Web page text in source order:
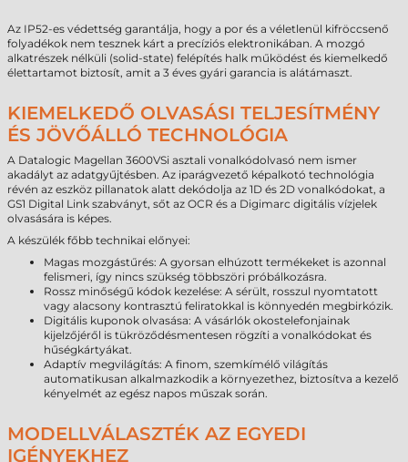
Az IP52-es védettség garantálja, hogy a por és a véletlenül kifröccsenő
folyadékok nem tesznek kárt a precíziós elektronikában. A mozgó
alkatrészek nélküli (solid-state) felépítés halk működést és kiemelkedő
élettartamot biztosít, amit a 3 éves gyári garancia is alátámaszt.
KIEMELKEDŐ OLVASÁSI TELJESÍTMÉNY
ÉS JÖVŐÁLLÓ TECHNOLÓGIA
A Datalogic Magellan 3600VSi asztali vonalkódolvasó nem ismer
akadályt az adatgyűjtésben. Az iparágvezető képalkotó technológia
révén az eszköz pillanatok alatt dekódolja az 1D és 2D vonalkódokat, a
GS1 Digital Link szabványt, sőt az OCR és a Digimarc digitális vízjelek
olvasására is képes.
A készülék főbb technikai előnyei:
Magas mozgástűrés: A gyorsan elhúzott termékeket is azonnal
felismeri, így nincs szükség többszöri próbálkozásra.
Rossz minőségű kódok kezelése: A sérült, rosszul nyomtatott
vagy alacsony kontrasztú feliratokkal is könnyedén megbirkózik.
Digitális kuponok olvasása: A vásárlók okostelefonjainak
kijelzőjéről is tükröződésmentesen rögzíti a vonalkódokat és
hűségkártyákat.
Adaptív megvilágítás: A finom, szemkímélő világítás
automatikusan alkalmazkodik a környezethez, biztosítva a kezelő
kényelmét az egész napos műszak során.
MODELLVÁLASZTÉK AZ EGYEDI
IGÉNYEKHEZ